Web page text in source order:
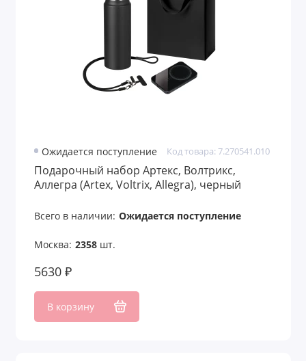
Ожидается поступление Код товара: 7.270541.010
Подарочный набор Артекс, Волтрикс,
Аллегра (Artex, Voltrix, Allegra), черный
термобутылка)
Всего в наличии: Ожидается поступление
Москва: 2358шт.
5630 ₽
В корзину